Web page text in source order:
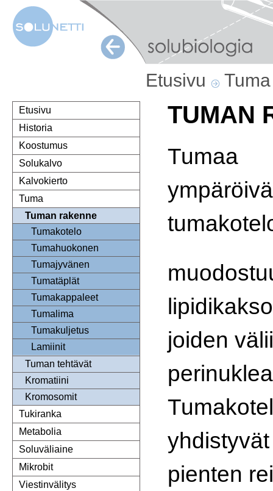
Etusivu
Etusivu
Historia
Koostumus
Solukalvo
Kalvokierto
Tuma
Tuman rakenne
Tumakotelo
Tumahuokonen
Tumajyvänen
Tumatäplät
Tumakappaleet
Tumalima
Tumakuljetus
Lamiinit
Tuman tehtävät
Kromatiini
Kromosomit
Tukiranka
Metabolia
Soluväliaine
Mikrobit
Viestinvälitys
TUMAN
Tumaa
ympäröivä
joiden
pienten